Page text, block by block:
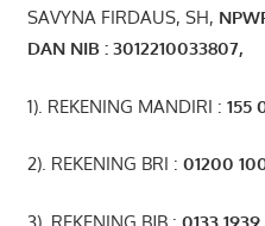
SAVYNA FIRDAUS, SH, NPW
DAN NIB :3012210033807,
1). REKENING MANDIRI : 155
2). REKENING BRI : 01200